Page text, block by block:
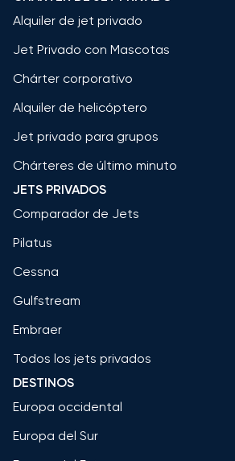
Alquiler de jet privado
Jet Privado con Mascotas
Chárter corporativo
Alquiler de helicóptero
Jet privado para grupos
Chárteres de último minuto
JETS PRIVADOS
Comparador de Jets
Pilatus
Cessna
Gulfstream
Embraer
Todos los jets privados
DESTINOS
Europa occidental
Europa del Sur